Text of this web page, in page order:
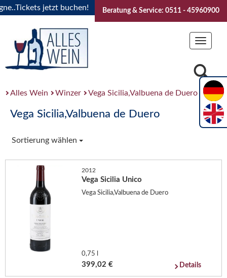
jetzt buchen! "Das Sommerfest 2026" Vive la
Beratung & Service: 0511 - 45960900
Toggle
Alles Wein Winzer Vega Sicilia,Valbuena de Duero
Vega Sicilia,Valbuena de Duero
Sortierung wählen
2012
Vega Sicilia Unico
Vega Sicilia,Valbuena de Duero
0,75 l
399,02 € Details